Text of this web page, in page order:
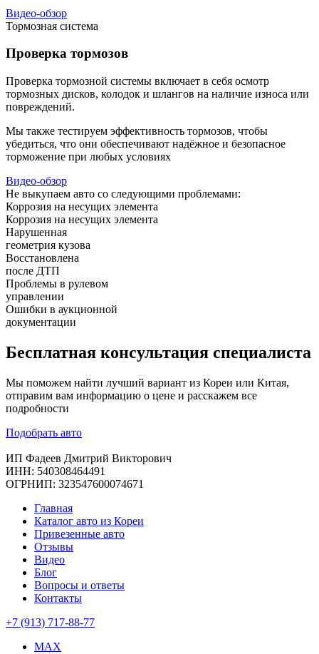
Видео-обзор
Тормозная система
Проверка тормозов
Проверка тормозной системы включает в себя осмотр
тормозных дисков, колодок и шлангов на наличие износа или
повреждений.
Мы также тестируем эффективность тормозов, чтобы
убедиться, что они обеспечивают надёжное и безопасное
торможение при любых условиях
Видео-обзор
Не выкупаем авто со следующими проблемами:
Коррозия на несущих элемента
Коррозия на несущих элемента
Нарушенная
геометрия кузова
Восстановлена
после ДТП
Проблемы в рулевом
управлении
Ошибки в аукционной
документации
Бесплатная консультация специалиста
Мы поможем найти лучший вариант из Кореи или Китая,
отправим вам информацию о цене и расскажем все
подробности
Подобрать авто
ИП Фадеев Дмитрий Викторович
ИНН: 540308464491
ОГРНИП: 323547600074671
Главная
Каталог авто из Кореи
Привезенные авто
Отзывы
Видео
Блог
Вопросы и ответы
Контакты
+7 (913) 717-88-77
MAX